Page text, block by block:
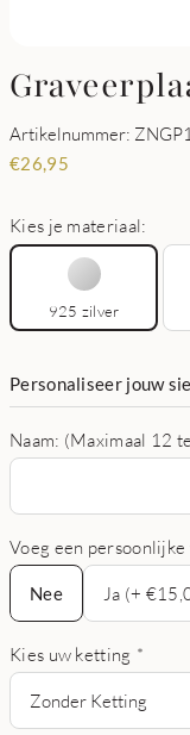
Artikelnummer:
€26,95
Kies je materiaal:
925 zilver
Personaliseer jouw
Naam: (Maximaal 12
Voeg een
Nee
Nee
Ja (+
Kies uw ketting *
Zonder Ketting